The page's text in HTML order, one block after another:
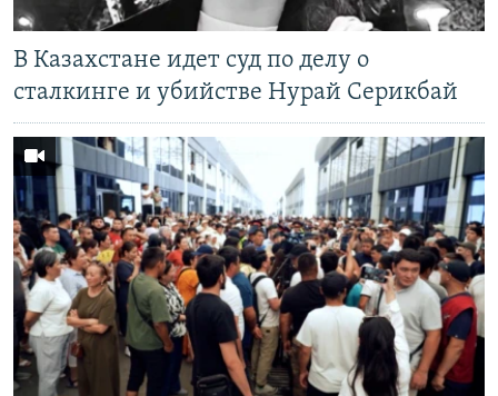
В Казахстане идет суд по делу о
сталкинге и убийстве Нурай Серикбай